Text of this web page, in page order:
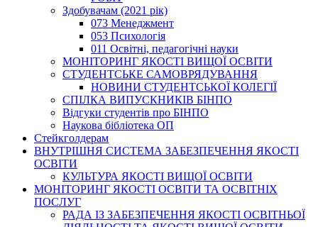
Здобувачам (2021 рік)
073 Менеджмент
053 Психологія
011 Освітні, педагогічні науки
МОНІТОРИНГ ЯКОСТІ ВИЩОЇ ОСВІТИ
СТУДЕНТСЬКЕ САМОВРЯДУВАННЯ
НОВИНИ СТУДЕНТСЬКОЇ КОЛЕГІЇ
СПІЛКА ВИПУСКНИКІВ БІНПО
Відгуки студентів про БІНПО
Наукова бібліотека ОП
Стейкголдерам
ВНУТРІШНЯ СИСТЕМА ЗАБЕЗПЕЧЕННЯ ЯКОСТІ
ОСВІТИ
КУЛЬТУРА ЯКОСТІ ВИЩОЇ ОСВІТИ
МОНІТОРИНГ ЯКОСТІ ОСВІТИ ТА ОСВІТНІХ
ПОСЛУГ
РАДА ІЗ ЗАБЕЗПЕЧЕННЯ ЯКОСТІ ОСВІТНЬОЇ